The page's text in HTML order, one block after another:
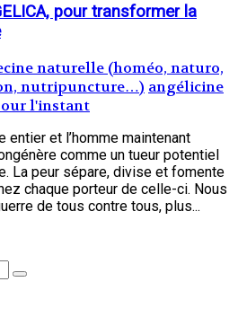
pour transformer la
naturelle (homéo, naturo,
nutripuncture…) angélicine
l'instant
entier et l’homme maintenant
comme un tueur potentiel
La peur sépare, divise et fomente
chaque porteur de celle-ci. Nous
de tous contre tous, plus...